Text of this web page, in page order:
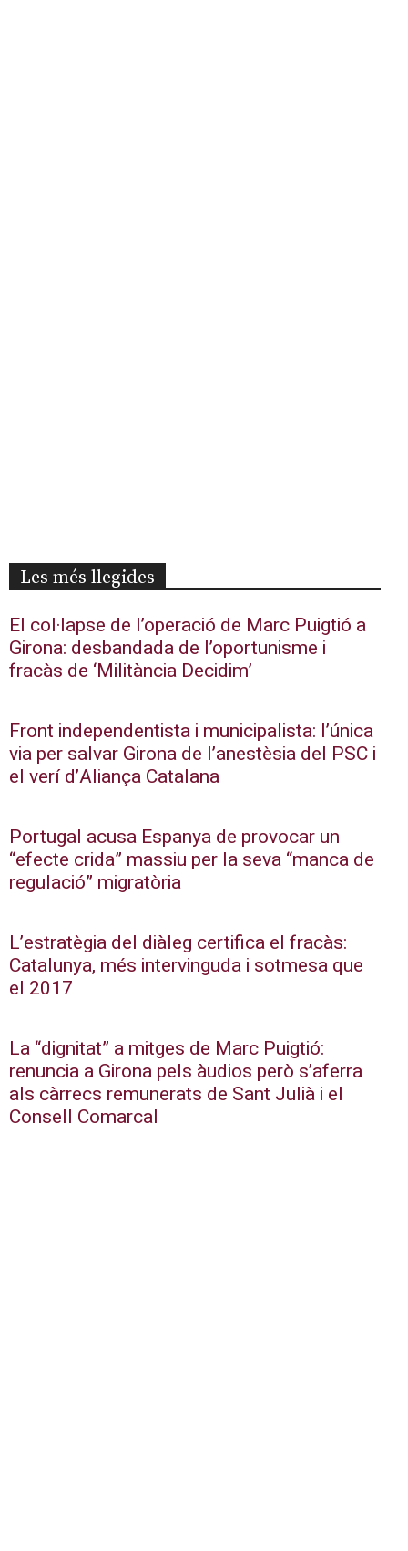
Les més llegides
El col·lapse de l’operació de Marc Puigtió a
Girona: desbandada de l’oportunisme i
fracàs de ‘Militància Decidim’
Front independentista i municipalista: l’única
via per salvar Girona de l’anestèsia del PSC i
el verí d’Aliança Catalana
Portugal acusa Espanya de provocar un
“efecte crida” massiu per la seva “manca de
regulació” migratòria
L’estratègia del diàleg certifica el fracàs:
Catalunya, més intervinguda i sotmesa que
el 2017
La “dignitat” a mitges de Marc Puigtió:
renuncia a Girona pels àudios però s’aferra
als càrrecs remunerats de Sant Julià i el
Consell Comarcal